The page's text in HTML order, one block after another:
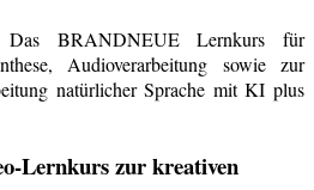
Das BRANDNEUE Lernkurs für
Audioverarbeitung sowie zur
natürlicher Sprache mit KI plus
Lernkurs zur kreativen